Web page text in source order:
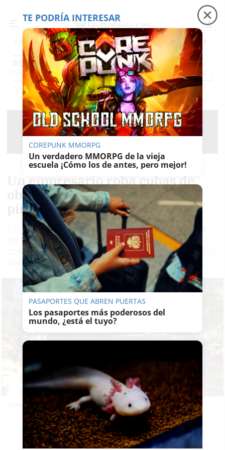
Es noticia Precio luz Padre Coraje Fábrica de botellas
SOCIEDAD
EconomíaSociedadInternacionalPolíticaEcología Educación Salud
Actualidad Sociedad
Un empresario roba cubas de
obra con escombros para
pintarlas en Marbella
El detenido, de 50 años, dedicado al sector
de la jardinería llegó a sustraer ocho
contenedores valorados en un total de 18.800
euros con el fin de alquilarlas a terceros
Cubas robadas por el empresario en Málaga.
LAVOZDELSUR.ES
TE PODRÍA INTERESAR
COREPUNK MMORPG
Un verdadero MMORPG de la vieja
escuela ¡Cómo los de antes, pero mejor!
PASAPORTES QUE ABREN PUERTAS
Los pasaportes más poderosos del
mundo, ¿está el tuyo?